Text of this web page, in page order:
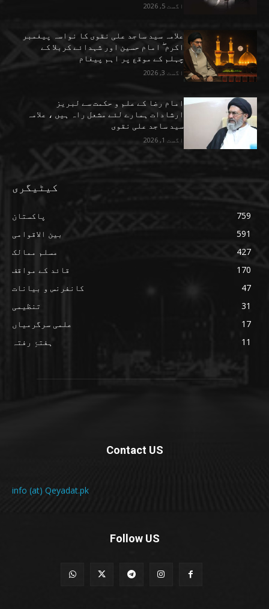
اگست 5, 2026
علامہ سید ساجد علی نقوی کا نواسہ پیغمبر
اکرم ۖ امام حسین اور شہدائے کربلا کے
چہلم کے موقع پر اہم پیغام
اگست 3, 2026
امام رضا کے علم و حکمت سے لبریز
ارشادات ہمارے لئے مشعل راہ ہیں ، علامہ
سید ساجد علی نقوی
اگست 1, 2026
کیٹیگری
پاکستان
759
بین الاقوامی
591
مسلم ممالک
427
قائد کے مواقف
170
کانفرنس و بیانات
47
تنظیمی
31
علمی سرگرمیاں
17
ہفتۂِ رفتہ
11
Contact US
info (at) Qeyadat.pk
Follow US